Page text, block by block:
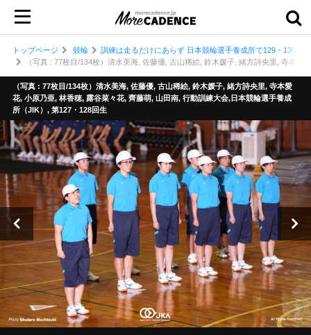
トップページ 競輪
訓練は走るだけにあらず 日本競輪選手養成所で129・130回
（写真 : 77枚目/134枚）清水美海, 佐藤優, 古山稀絵, 鈴木媛子, 緒方詩央里, 寺本
（写真 : 77枚目/134枚）清水美海, 佐藤優, 古山稀絵, 鈴木媛子, 緒方詩央里, 寺本愛
花, 小原乃亜, 林香穂, 露谷菜々花, 齊藤萌, 山田南, 行動訓練大会,日本競輪選手養成
所（JIK）, 第127・128回生